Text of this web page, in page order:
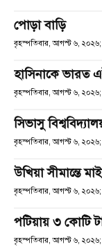
পোড়া বাড়ি
বৃহস্পতিবার, আগস্ট ৬,
হাসিনাকে ভারত
বৃহস্পতিবার, আগস্ট ৬,
সিভাসু
বৃহস্পতিবার, আগস্ট ৬,
উখিয়া সীমান্তে
বৃহস্পতিবার, আগস্ট ৬,
পটিয়ায় ৩ কোটি
বৃহস্পতিবার, আগস্ট ৬,